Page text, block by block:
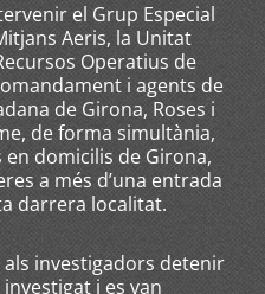
el Grup Especial
Aeris, la Unitat
Operatius de
i agents de
de Girona, Roses i
de forma simultània,
domicilis de Girona,
a més d’una entrada
darrera localitat.
investigadors detenir
i es van